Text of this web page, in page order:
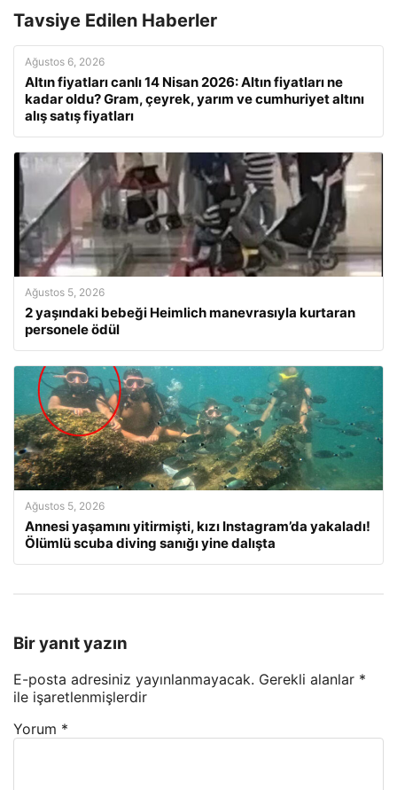
Tavsiye Edilen Haberler
Ağustos 6, 2026
Altın fiyatları canlı 14 Nisan 2026: Altın fiyatları ne
kadar oldu? Gram, çeyrek, yarım ve cumhuriyet altını
alış satış fiyatları
Ağustos 5, 2026
2 yaşındaki bebeği Heimlich manevrasıyla kurtaran
personele ödül
Ağustos 5, 2026
Annesi yaşamını yitirmişti, kızı Instagram’da yakaladı!
Ölümlü scuba diving sanığı yine dalışta
Bir yanıt yazın
E-posta adresiniz yayınlanmayacak. Gerekli alanlar *
ile işaretlenmişlerdir
Yorum *